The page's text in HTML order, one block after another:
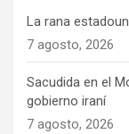
La rana
7 agosto, 2026
Sacudida en el
gobierno iraní
7 agosto, 2026